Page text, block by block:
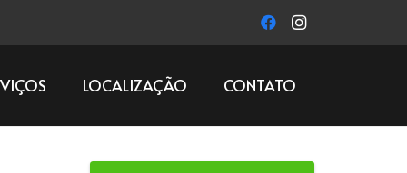
LOCALIZAÇÃO CONTATO